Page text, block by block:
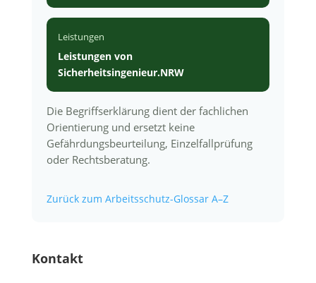
Leistungen
Leistungen von
Sicherheitsingenieur.NRW
Die Begriffserklärung dient der fachlichen
Orientierung und ersetzt keine
Gefährdungsbeurteilung, Einzelfallprüfung
oder Rechtsberatung.
Zurück zum Arbeitsschutz-Glossar A–Z
Kontakt